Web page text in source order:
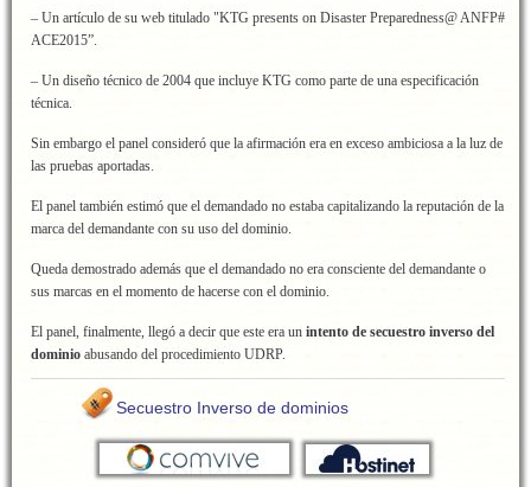
– Un artículo de su web titulado "KTG presents on Disaster Preparedness@ ANFP#
ACE2015”.
– Un diseño técnico de 2004 que incluye KTG como parte de una especificación
técnica.
Sin embargo el panel consideró que la afirmación era en exceso ambiciosa a la luz de
las pruebas aportadas.
El panel también estimó que el demandado no estaba capitalizando la reputación de la
marca del demandante con su uso del dominio.
Queda demostrado además que el demandado no era consciente del demandante o
sus marcas en el momento de hacerse con el dominio.
El panel, finalmente, llegó a decir que este era un intento de secuestro inverso del
dominio abusando del procedimiento UDRP.
Secuestro Inverso de dominios